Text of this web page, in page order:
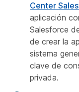
Center
aplicación
Salesforce
de crear la
sistema
clave de
privada.